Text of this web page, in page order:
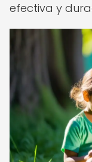
efectiva y